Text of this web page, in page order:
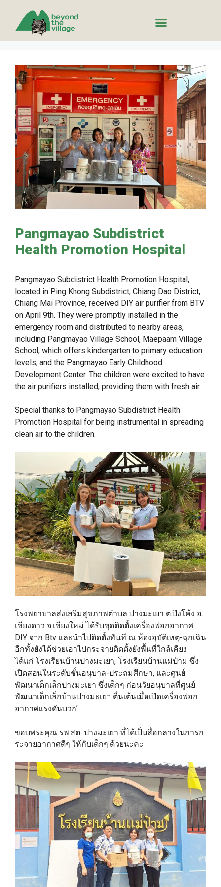
Pangmayao Subdistrict
Health Promotion Hospital
Pangmayao Subdistrict Health Promotion Hospital,
located in Ping Khong Subdistrict, Chiang Dao District,
Chiang Mai Province, received DIY air purifier from BTV
on April 9th. They were promptly installed in the
emergency room and distributed to nearby areas,
including Pangmayao Village School, Maepaam Village
School, which offers kindergarten to primary education
levels, and the Pangmayao Early Childhood
Development Center. The children were excited to have
the air purifiers installed, providing them with fresh air.
Special thanks to Pangmayao Subdistrict Health
Promotion Hospital for being instrumental in spreading
clean air to the children.
โรงพยาบาลส่งเสริมสุขภาพตำบล ปางมะเยา ต.ปิงโค้ง อ.
เชียงดาว จ.เชียงใหม่ ได้รับชุดติดตั้งเครื่องฟอกอากาศ
DIY จาก Btv และนำไปติดตั้งทันที ณ ห้องอุบัติเหตุ-ฉุกเฉิน
อีกทั้งยังได้ช่วยเอาไปกระจายติดตั้งยังพื้นที่ใกล้เคียง
ได้แก่ โรงเรียนบ้านปางมะเยา, โรงเรียนบ้านแม่ป๋าม ซึ่ง
เปิดสอนในระดับชั้นอนุบาล-ประถมศึกษา, และศูนย์
พัฒนาเด็กเล็กปางมะเยา ซึ่งเด็กๆ ก่อนวัยอนุบาลที่ศูนย์
พัฒนาเด็กเล็กบ้านปางมะเยา ตื่นเต้นเมื่อเปิดเครื่องฟอก
อากาศแรงดันบวก’
ขอบพระคุณ รพ.สต. ปางมะเยา ที่ได้เป็นสื่อกลางในการก
ระจายอากาศดีๆ ให้กับเด็กๆ ด้วยนะคะ